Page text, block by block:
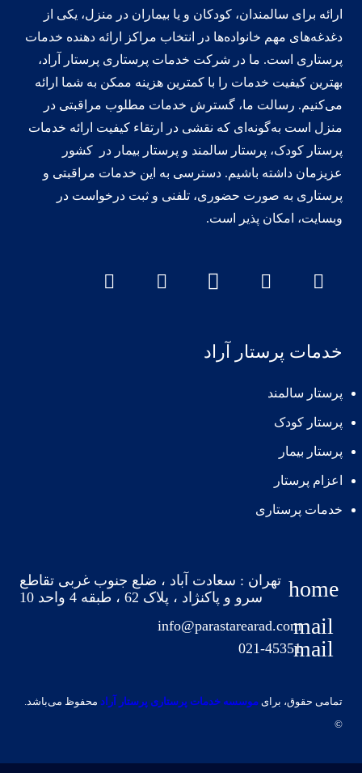
ارائه برای سالمندان، کودکان و یا بیماران در منزل، یکی از
دغدغه‌های مهم خانواده‌ها در انتخاب مراکز ارائه دهنده خدمات
پرستاری است. ما در شرکت خدمات پرستاری پرستار آراد،
بهترین کیفیت خدمات را با کمترین هزینه ممکن به شما ارائه
می‌کنیم. رسالت ما، گسترش خدمات مطلوب مراقبتی در
منزل است به‌گونه‌ای که نقشی در ارتقاء کیفیت ارائه خدمات
پرستار کودک، پرستار سالمند و پرستار بیمار در کشور
عزیزمان داشته‌ باشیم. دسترسی به این خدمات مراقبتی و
پرستاری به صورت حضوری، تلفنی و ثبت درخواست در
وبسایت، امکان پذیر است.
خدمات پرستار آراد
پرستار سالمند
پرستار کودک
پرستار بیمار
اعزام پرستار
خدمات پرستاری
home تهران : سعادت آباد ، ضلع جنوب غربی تقاطع
سرو و پاکنژاد ، پلاک 62 ، طبقه 4 واحد 10
mail
info@parastarearad.com
mail
021-45351
تمامی حقوق، برای موسسه خدمات پرستاری پرستار آراد محفوظ می‌باشد.
©